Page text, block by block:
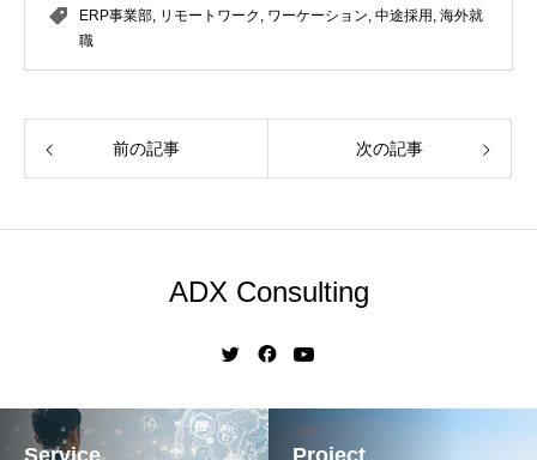
ERP事業部 リモートワーク ワーケーション 中途採用 海外就
職
前の記事 次の記事
ADX Consulting
Service Project